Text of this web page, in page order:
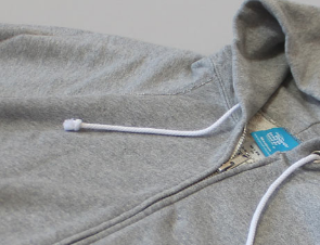
身幅(cm)
M
51.5
71 54.5
XL
73 59
素材材：100% Cotton / 9 oz French
染色技法：製品染め（反応染め）、製
※メタルグレー：先染め
※ご購入後はじめの数回は色落ちする事
でのお洗濯をおすすめ致します。